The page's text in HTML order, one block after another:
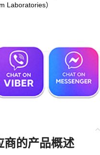
Laboratories）
商的产品概述